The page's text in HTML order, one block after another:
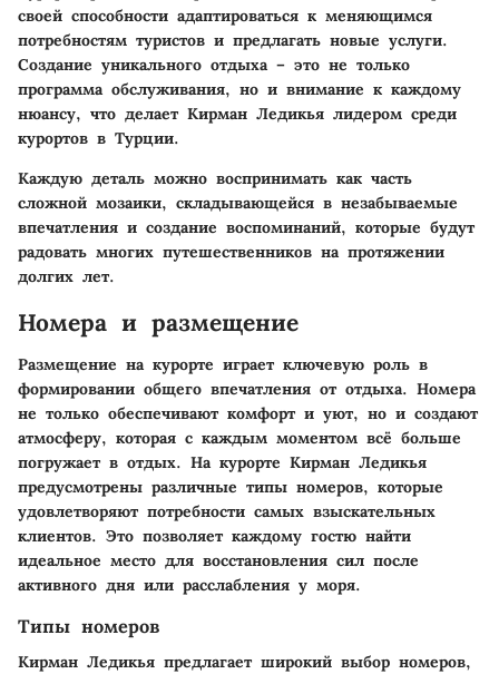
своей способности адаптироваться к меняющимся
потребностям туристов и предлагать новые услуги.
Создание уникального отдыха – это не только
программа обслуживания, но и внимание к каждому
нюансу, что делает Кирман Ледикья лидером среди
курортов в Турции.
Каждую деталь можно воспринимать как часть
сложной мозаики, складывающейся в незабываемые
впечатления и создание воспоминаний, которые будут
радовать многих путешественников на протяжении
долгих лет.
Номера и размещение
Размещение на курорте играет ключевую роль в
формировании общего впечатления от отдыха. Номера
не только обеспечивают комфорт и уют, но и создают
атмосферу, которая с каждым моментом всё больше
погружает в отдых. На курорте Кирман Ледикья
предусмотрены различные типы номеров, которые
удовлетворяют потребности самых взыскательных
клиентов. Это позволяет каждому гостю найти
идеальное место для восстановления сил после
активного дня или расслабления у моря.
Типы номеров
Кирман Ледикья предлагает широкий выбор номеров,